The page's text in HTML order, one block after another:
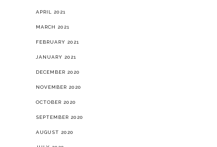
APRIL 2021
MARCH 2021
FEBRUARY 2021
JANUARY 2021
DECEMBER 2020
NOVEMBER 2020
OCTOBER 2020
SEPTEMBER 2020
AUGUST 2020